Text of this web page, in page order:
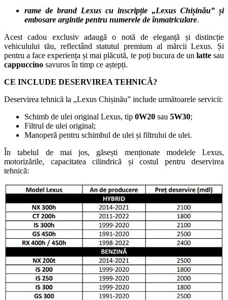
rame de brand Lexus cu inscripție „Lexus Chișinău” și
embosare argintie pentru numerele de înmatriculare.
Acest cadou exclusiv adaugă o notă de eleganță și distincție
vehiculului tău, reflectând statutul premium al mărcii Lexus. Și
pentru a face experiența și mai plăcută, te poți bucura de un lattesau
cappuccino savuros în timp ce aștepți.
CE INCLUDE DESERVIREA TEHNICĂ?
Deservirea tehnică la „Lexus Chișinău” include următoarele servicii:
Schimb de ulei original Lexus, tip 0W20 sau 5W30;
Filtrul de ulei original;
Manoperă pentru schimbul de ulei și filtrului de ulei.
În tabelul de mai jos, găsești menționate modelele Lexus,
motorizările, capacitatea cilindrică și costul pentru deservirea
tehnică: